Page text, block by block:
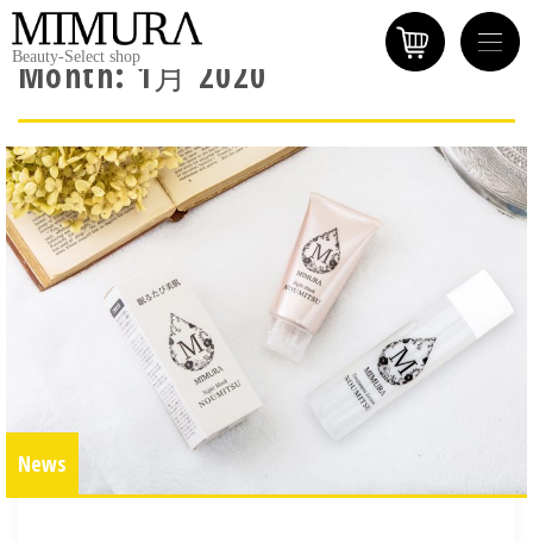
Beauty-Select shop
Month:1月 2020
News